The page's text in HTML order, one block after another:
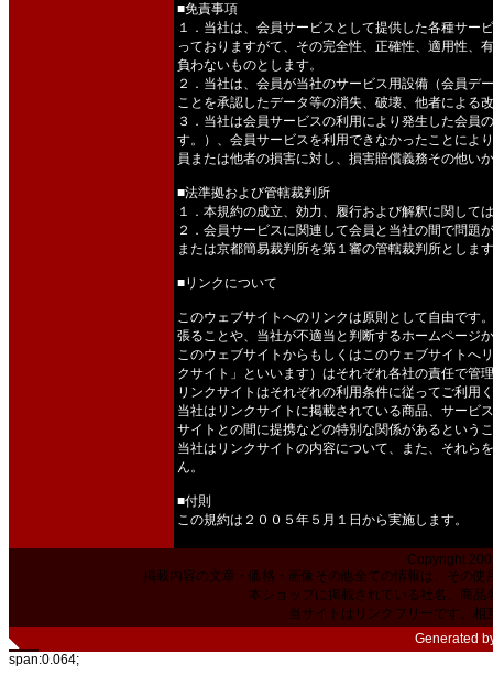
■免責事項
１．当社は、会員サービスとして提供した各種サー
っておりますがて、その完全性、正確性、適用性、
負わないものとします。
２．当社は、会員が当社のサービス用設備（会員デ
ことを承認したデータ等の消失、破壊、他者による
３．当社は会員サービスの利用により発生した会員
す。）、会員サービスを利用できなかったことによ
員または他者の損害に対し、損害賠償義務その他い
■法準拠および管轄裁判所
１．本規約の成立、効力、履行および解釈に関して
２．会員サービスに関連して会員と当社の間で問題
または京都簡易裁判所を第１審の管轄裁判所としま
■リンクについて
このウェブサイトへのリンクは原則として自由です
張ることや、当社が不適当と判断するホームページ
このウェブサイトからもしくはこのウェブサイトへ
クサイト」といいます）はそれぞれ各社の責任で管
リンクサイトはそれぞれの利用条件に従ってご利用
当社はリンクサイトに掲載されている商品、サービ
サイトとの間に提携などの特別な関係があるという
当社はリンクサイトの内容について、また、それら
ん。
■付則
この規約は２００５年５月１日から実施します。
Copyright
掲載内容の文章・価格・画像その他全ての情報は、その
本ショップに掲載されている社名、商
当サイトはリンクフリーです。相
Generated
span:0.064;